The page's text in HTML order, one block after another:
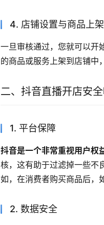
4. 店铺设置与商品上架
一旦审核通过，您就可以开
的商品或服务上架到店铺中
二、抖音直播开店安
1. 平台保障
抖音是一个非常重视用户权
核，这有助于过滤掉一些不
如，在消费者购买商品后，
2. 数据安全